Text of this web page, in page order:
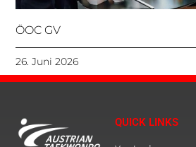
ÖOC GV
26. Juni 2026
QUICK LINKS